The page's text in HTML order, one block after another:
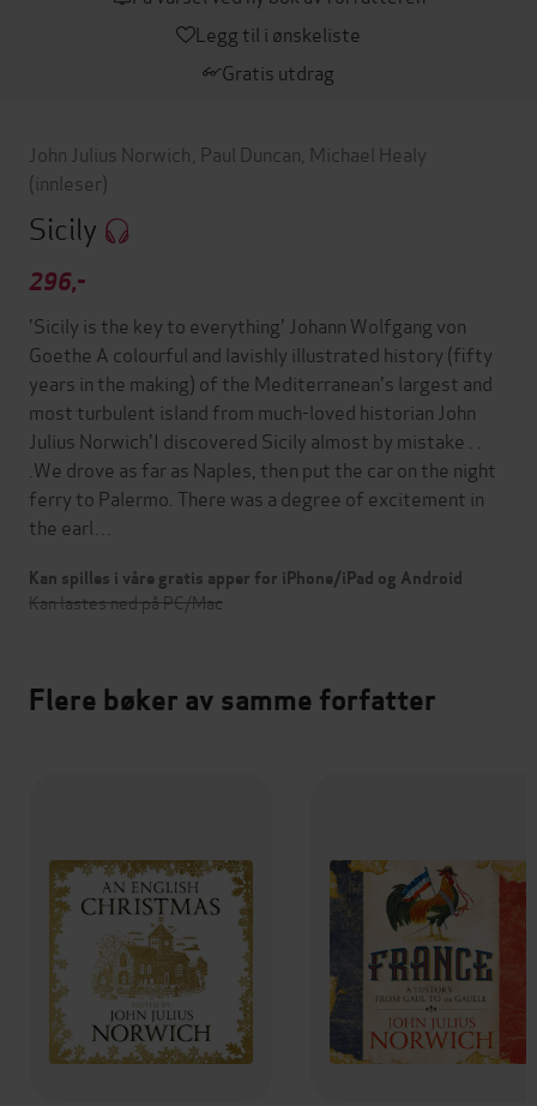
Legg til i ønskeliste
Gratis utdrag
John Julius Norwich Paul Duncan Michael Healy
(innleser)
Sicily
296,-
'Sicily is the key to everything' Johann Wolfgang von
Goethe A colourful and lavishly illustrated history (fifty
years in the making) of the Mediterranean's largest and
most turbulent island from much-loved historian John
Julius Norwich'I discovered Sicily almost by mistake . .
.We drove as far as Naples, then put the car on the night
ferry to Palermo. There was a degree of excitement in
the earl…
Kan spilles i våre gratis apper for iPhone/iPad og Android
Kan lastes ned på PC/Mac
Flere bøker av samme forfatter